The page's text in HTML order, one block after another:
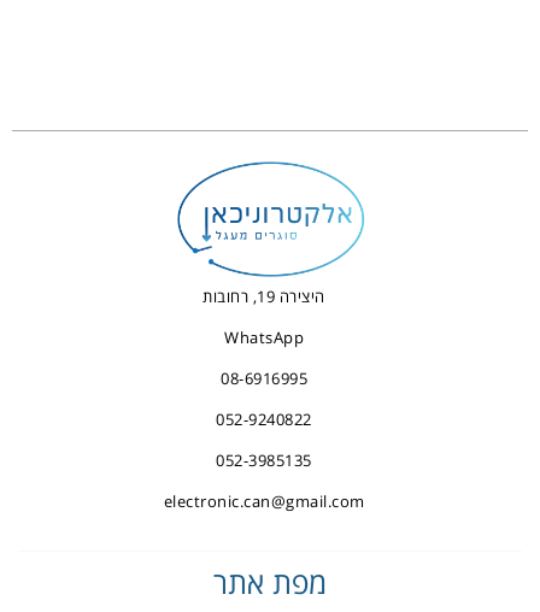
היצירה 19, רחובות
WhatsApp
08-6916995
052-9240822
052-3985135
electronic.can@gmail.com
מפת אתר